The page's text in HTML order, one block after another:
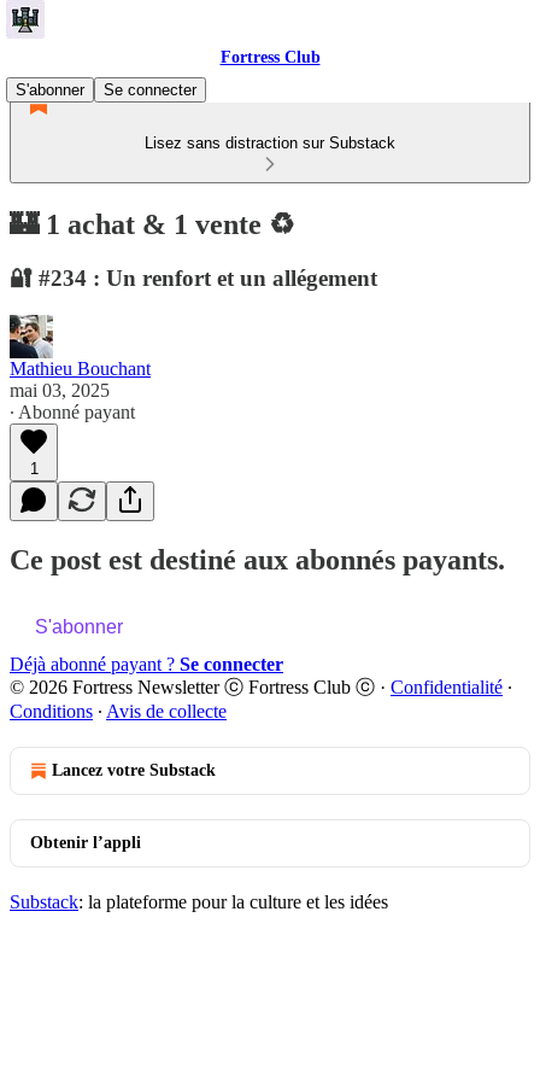
Fortress Club
S'abonner
Se connecter
Lisez sans distraction sur Substack
🏰 1 achat & 1 vente ♻️
🔐 #234 : Un renfort et un allégement
Mathieu Bouchant
mai 03, 2025
∙ Abonné payant
1
Ce post est destiné aux abonnés payants.
S'abonner
Déjà abonné payant ? Se connecter
© 2026 Fortress Newsletter ⓒ Fortress Club ⓒ · Confidentialité ∙
Conditions ∙ Avis de collecte
Lancez votre Substack
Obtenir l’appli
Substack: la plateforme pour la culture et les idées